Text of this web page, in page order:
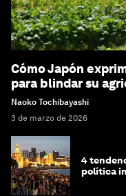
Cómo Japón
para blindar su
Naoko Tochibayashi
3 de marzo de 2026
4
política